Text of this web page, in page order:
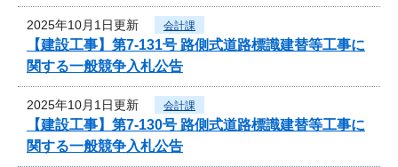
2025年10月1日更新 会計課
【建設工事】第7-131号 路側式道路標識建替等工事に
関する一般競争入札公告
2025年10月1日更新 会計課
【建設工事】第7-130号 路側式道路標識建替等工事に
関する一般競争入札公告